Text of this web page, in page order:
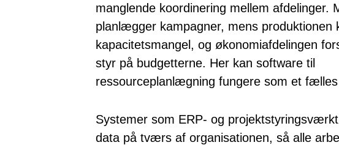
manglende koordinering mellem afdelinger.
planlægger kampagner, mens produktionen
kapacitetsmangel, og økonomiafdelingen
styr på budgetterne. Her kan software til
ressourceplanlægning fungere som et
Systemer som ERP- og
data på tværs af organisationen, så alle